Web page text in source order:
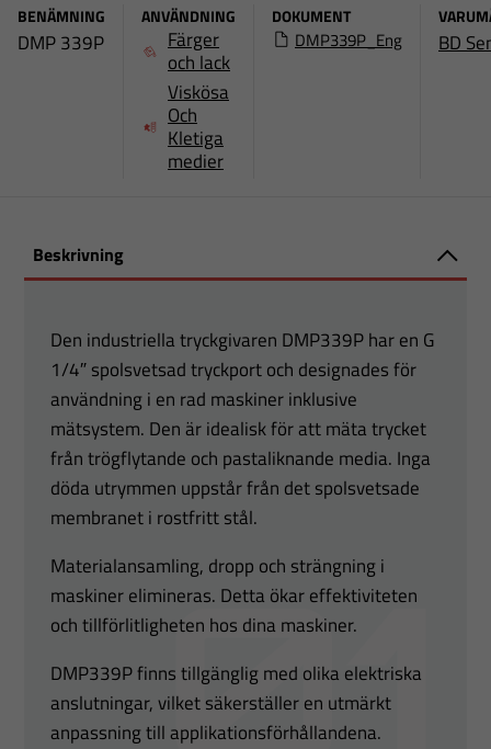
BENÄMNING
DMP 339P
ANVÄNDNING
Färger
och lack
Viskösa
Och
Kletiga
medier
DOKUMENT
DMP339P_Eng BD
Beskrivning
Den industriella tryckgivaren DMP339P har en G
1/4″ spolsvetsad tryckport och designades för
användning i en rad maskiner inklusive
mätsystem. Den är idealisk för att mäta trycket
från trögflytande och pastaliknande media. Inga
döda utrymmen uppstår från det spolsvetsade
membranet i rostfritt stål.
Materialansamling, dropp och strängning i
maskiner elimineras. Detta ökar effektiviteten
och tillförlitligheten hos dina maskiner.
DMP339P finns tillgänglig med olika elektriska
anslutningar, vilket säkerställer en utmärkt
anpassning till applikationsförhållandena.